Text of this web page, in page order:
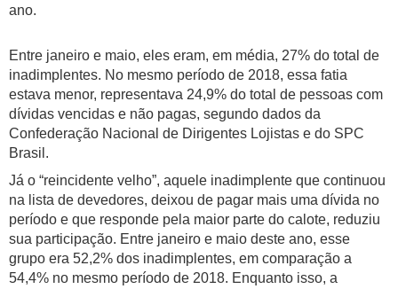
ano.
Entre janeiro e maio, eles eram, em média, 27% do total de
inadimplentes. No mesmo período de 2018, essa fatia
estava menor, representava 24,9% do total de pessoas com
dívidas vencidas e não pagas, segundo dados da
Confederação Nacional de Dirigentes Lojistas e do SPC
Brasil.
Já o “reincidente velho”, aquele inadimplente que continuou
na lista de devedores, deixou de pagar mais uma dívida no
período e que responde pela maior parte do calote, reduziu
sua participação. Entre janeiro e maio deste ano, esse
grupo era 52,2% dos inadimplentes, em comparação a
54,4% no mesmo período de 2018. Enquanto isso, a